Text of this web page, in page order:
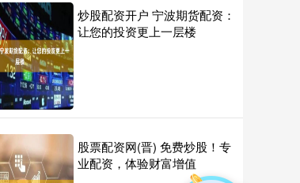
炒股配资开户 宁波期货配资：
让您的投资更上一层楼
股票配资网(晋) 免费炒股！专
业配资，体验财富增值